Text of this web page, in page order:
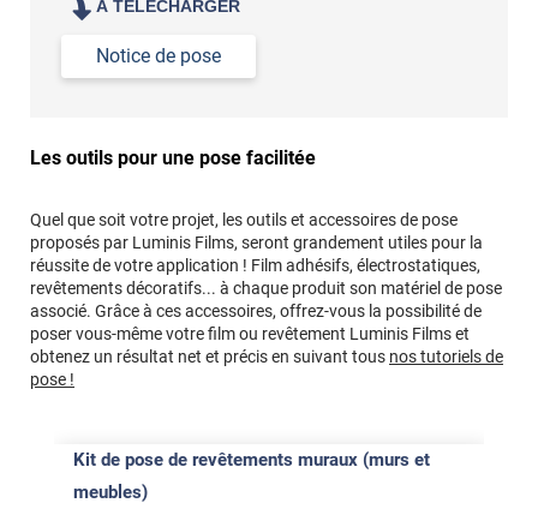
À TÉLÉCHARGER
Notice de pose
Les outils pour une pose facilitée
Quel que soit votre projet, les outils et accessoires de pose
proposés par Luminis Films, seront grandement utiles pour la
réussite de votre application ! Film adhésifs, électrostatiques,
revêtements décoratifs... à chaque produit son matériel de pose
associé. Grâce à ces accessoires, offrez-vous la possibilité de
poser vous-même votre film ou revêtement Luminis Films et
obtenez un résultat net et précis en suivant tous nos tutoriels de
pose !
Kit de pose de revêtements muraux (murs et
meubles)